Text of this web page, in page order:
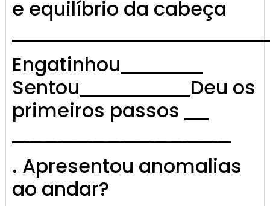
e equilíbrio da cabeça
Engatinhou
Sentou
Deu os
primeiros passos
______________
. Apresentou anomalias
ao andar?